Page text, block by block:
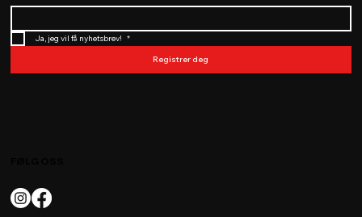
Ja, jeg vil få nyhetsbrev! *
Registrer deg